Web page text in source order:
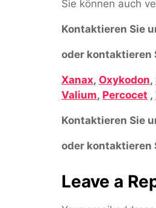
Sie können auch
Kontaktieren Sie
oder kontaktieren
Xanax, Oxykodon,
Valium, Percocet ,
Kontaktieren Sie
oder kontaktieren
Leave a